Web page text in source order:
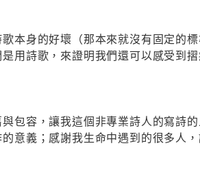
本身的好壞（那本來就沒有固定的
用詩歌，來證明我們還可以感受到摺
包容，讓我這個非專業詩人的寫詩
意義；感謝我生命中遇到的很多人